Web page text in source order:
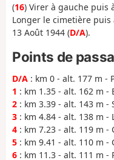
(16) Virer à gauche puis
Longer le cimetière puis
13 Août 1944 (D/A).
Points de
D/A : km 0 - alt. 177 m -
1 : km 1.35 - alt. 162 m
2 : km 3.39 - alt. 143 m -
3 : km 4.84 - alt. 138 m -
4 : km 7.23 - alt. 119 m
5 : km 9.41 - alt. 110 m -
6 : km 11.3 - alt. 111 m -